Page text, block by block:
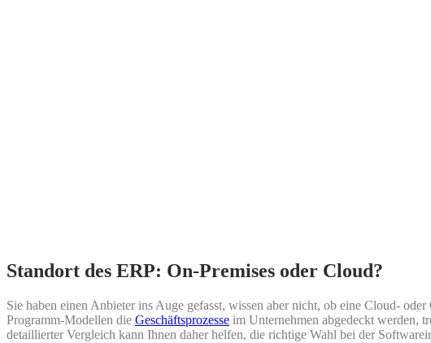
Standort des ERP: On-Premises oder Cloud?
Sie haben einen Anbieter ins Auge gefasst, wissen aber nicht, ob eine Cloud-
Programm-Modellen die Geschäftsprozesse im Unternehmen abgedeckt werden,
detaillierter Vergleich kann Ihnen daher helfen, die richtige Wahl bei der